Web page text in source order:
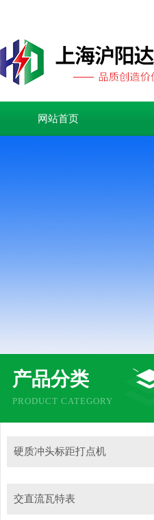
网站首页
产品分类
PRODUCT CATEGORY
硬质冲头标距打点机
交直流瓦特表